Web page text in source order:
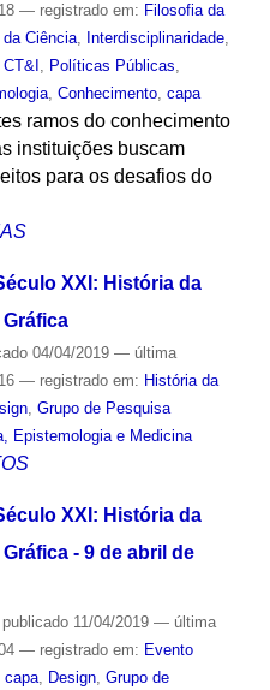
— registrado em: Filosofia da
da Ciência, Interdisciplinaridade,
, Políticas Públicas,
, Conhecimento, capa
ramos do conhecimento
instituições buscam
para os desafios do
XXI: História da
04/04/2019 — última
— registrado em: História da
, Grupo de Pesquisa
Epistemologia e Medicina
XXI: História da
- 9 de abril de
publicado11/04/2019 — última
— registrado em: Evento
capa, Design, Grupo de